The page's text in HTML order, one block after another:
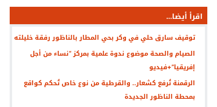
اقرأ أيضا...
توقيف سارق حلي في وكر بحي المطار بالناظور رفقة خليلته
الصيام والصحة موضوع ندوة علمية بمركز “نساء من أجل
إفريقيا”+فيديو
الرقمنة تُرفع كشعار.. والقرطية من نوع خاص تُحكم كواقع
بمحطة الناظور الجديدة